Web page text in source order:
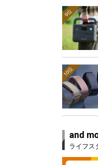
9位
10位
and
ライフス